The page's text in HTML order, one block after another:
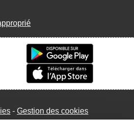
Gestion des cookies